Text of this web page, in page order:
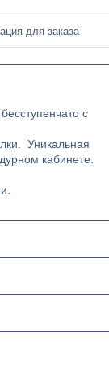
для заказа
с
Уникальная
кабинете.